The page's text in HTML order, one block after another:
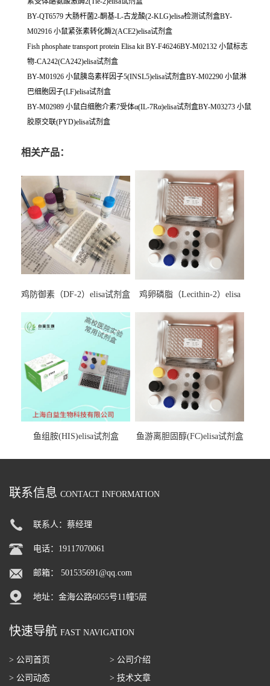
BY-QT6579 大肠杆菌2-酮基-L-古龙酸(2-KLG)elisa检测试剂盒BY-
M02916 小鼠紧张素转化酶2(ACE2)elisa试剂盒
Fish phosphate transport protein Elisa kit BY-F46246BY-M02132 小鼠标志
物-CA242(CA242)elisa试剂盒
BY-M01926 小鼠胰岛素样因子5(INSL5)elisa试剂盒BY-M02290 小鼠淋
巴细胞因子(LF)elisa试剂盒
BY-M02989 小鼠白细胞介素7受体α(IL-7Rα)elisa试剂盒BY-M03273 小鼠
胶原交联(PYD)elisa试剂盒
相关产品：
鸡防御素（DF-2）elisa试剂盒
鸡卵磷脂（Lecithin-2）elisa
鱼组胺(HIS)elisa试剂盒 鱼游离胆固醇(FC)elisa试剂盒
联系信息 CONTACT INFORMATION
联系人：蔡经理
电话：19117070061
邮箱： 501535691@qq.com
地址：金海公路6055号11幢5层
快速导航 FAST NAVIGATION
> 公司首页
> 公司介绍
> 公司动态
> 技术文章